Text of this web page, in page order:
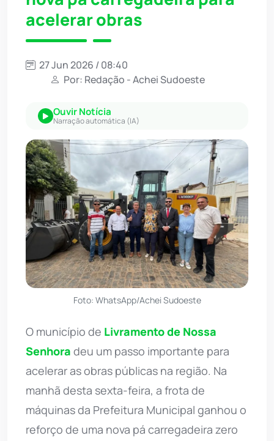
acelerar obras
27 Jun 2026 / 08:40
Por: Redação - Achei Sudoeste
Ouvir Notícia
Narração automática (IA)
Foto: WhatsApp/Achei Sudoeste
O município de Livramento de Nossa
Senhora deu um passo importante para
acelerar as obras públicas na região. Na
manhã desta sexta-feira, a frota de
máquinas da Prefeitura Municipal ganhou o
reforço de uma nova pá carregadeira zero